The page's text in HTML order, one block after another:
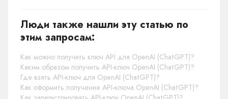
Люди также нашли эту статью по
этим запросам:
Как можно получить ключ API для OpenAI (ChatGPT)?
Каким образом получить API-ключ OpenAI (ChatGPT)?
Где взять API-ключ для OpenAI (ChatGPT)?
Как оформить получение API-ключа OpenAI (ChatGPT)?